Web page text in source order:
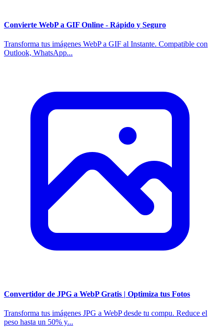
Convierte WebP a GIF Online - Rápido y Seguro
Transforma tus imágenes WebP a GIF al Instante. Compatible con
Outlook, WhatsApp...
Convertidor de JPG a WebP Gratis | Optimiza tus Fotos
Transforma tus imágenes JPG a WebP desde tu compu. Reduce el
peso hasta un 50% y...